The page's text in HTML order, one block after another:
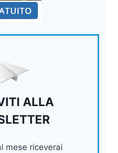
ALLA
mese riceverai